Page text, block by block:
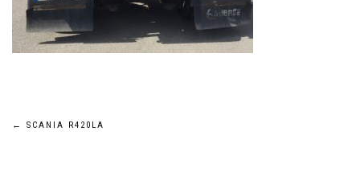
Navigation
← SCANIA R420LA